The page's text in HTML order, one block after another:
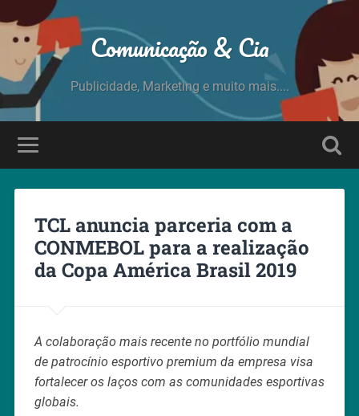
Comunicação & Cia
Publicidade, Marketing e muito mais....
TCL anuncia parceria com a
CONMEBOL para a realização
da Copa América Brasil 2019
A colaboração mais recente no portfólio mundial
de patrocínio esportivo premium da empresa visa
fortalecer os laços com as comunidades esportivas
globais.